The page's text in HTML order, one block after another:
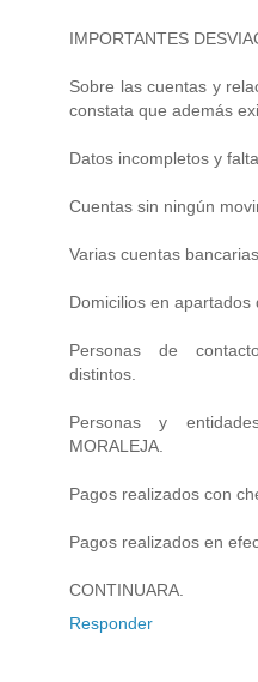
IMPORTANTES
Sobre las cuentas y
constata que además
Datos incompletos y
Cuentas sin ningún
Varias cuentas
Domicilios en apartados
Personas de
distintos.
Personas y
MORALEJA.
Pagos realizados con
Pagos realizados en
CONTINUARA.
Responder